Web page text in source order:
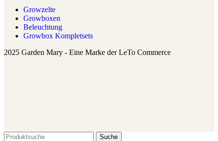
Growzelte
Growboxen
Beleuchtung
Growbox Kompletsets
2025 Garden Mary - Eine Marke der LeTo Commerce
Suche